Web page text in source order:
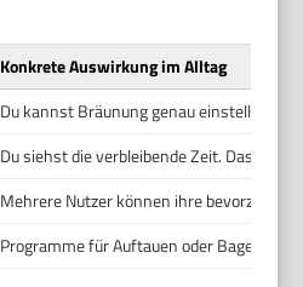
Konkrete Auswirkung im Alltag
Du kannst Bräunung genau einstellen
Du siehst die verbleibende Zeit. Das hilft
Mehrere Nutzer können ihre bevorzugte
Programme für Auftauen oder Bagel